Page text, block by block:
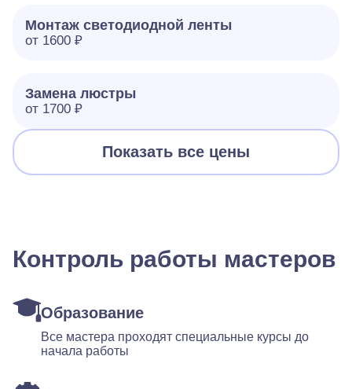
Монтаж светодиодной ленты
от 1600 ₽
Замена люстры
от 1700 ₽
Показать все цены
Контроль работы мастеров
Образование
Все мастера проходят специальные курсы до
начала работы